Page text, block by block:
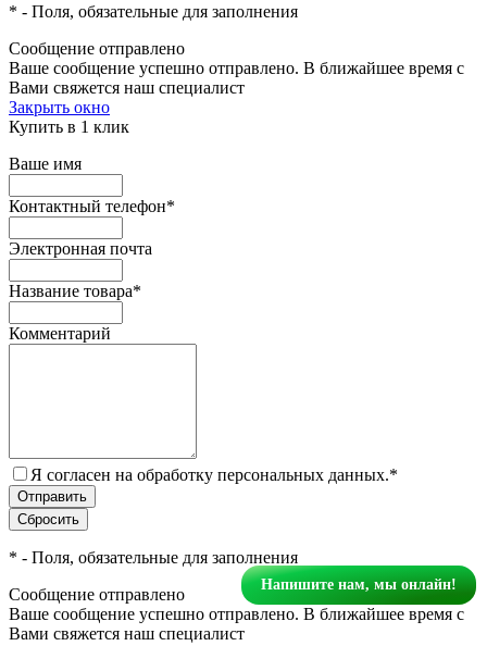
* - Поля, обязательные для заполнения
Сообщение отправлено
Ваше сообщение успешно отправлено. В ближайшее время с
Вами свяжется наш специалист
Закрыть окно
Купить в 1 клик
Ваше имя
Контактный телефон*
Электронная почта
Название товара*
Комментарий
Я согласен на обработку персональных данных.*
* - Поля, обязательные для заполнения
Сообщение отправлено
Ваше сообщение успешно отправлено. В ближайшее время с
Вами свяжется наш специалист
Напишите нам, мы онлайн!